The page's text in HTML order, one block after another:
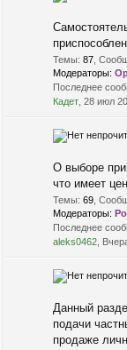
Темы: 87
Модераторы:
Последнее
Кадет , 28 июл
О выборе
что имеет
Темы: 69
Модераторы:
Последнее
aleks0462 ,
Данный
подачи
продаже